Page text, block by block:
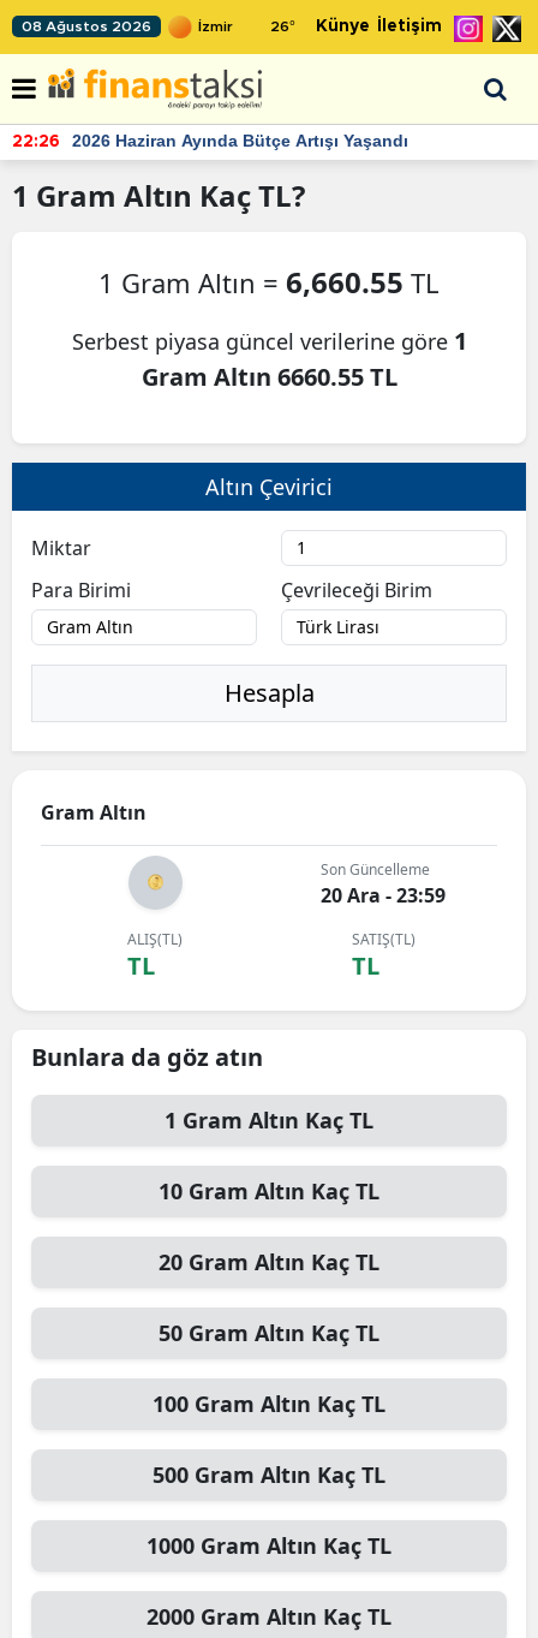
08 Ağustos 2026 26° Künye İletişim
22:26 2026 Haziran Ayında Bütçe Artışı Yaşandı
1 Gram Altın Kaç TL?
1 Gram Altın = 6,660.55 TL
Serbest piyasa güncel verilerine göre 1
Gram Altın 6660.55 TL
Altın Çevirici
Miktar
Para Birimi
Çevrileceği Birim
Hesapla
Gram Altın
Son Güncelleme
20 Ara - 23:59
ALIŞ(TL)
TL
SATIŞ(TL)
TL
Bunlara da göz atın
1 Gram Altın Kaç TL
10 Gram Altın Kaç TL
20 Gram Altın Kaç TL
50 Gram Altın Kaç TL
100 Gram Altın Kaç TL
500 Gram Altın Kaç TL
1000 Gram Altın Kaç TL
2000 Gram Altın Kaç TL